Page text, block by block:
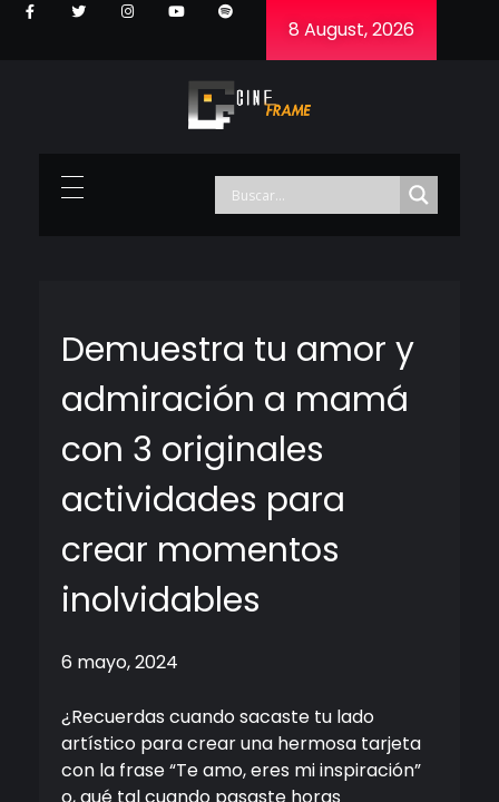
8 August, 2026
Demuestra tu amor y
admiración a mamá
con 3 originales
actividades para
crear momentos
inolvidables
6 mayo, 2024
¿Recuerdas cuando sacaste tu lado
artístico para crear una hermosa tarjeta
con la frase “Te amo, eres mi inspiración”